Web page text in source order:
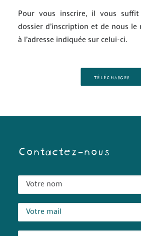
Pour vous inscrire, il vous
dossier d’inscription et de nous le
à l’adresse indiquée sur celui-ci.
TÉLÉCHARGER
Contactez-nous